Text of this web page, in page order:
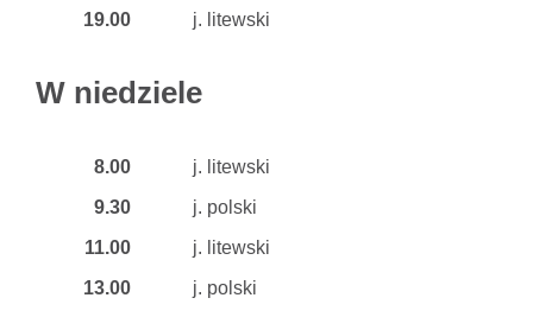
19.00
j. litewski
W niedziele
8.00
9.30
11.00
13.00
j. litewski
j. polski
j. litewski
j. polski